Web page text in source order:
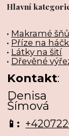
Hlavní
• Makramé
• Příze na
• Látky na šití
• Dřevěné
Kontakt:
Denisa
Šímová
📱: